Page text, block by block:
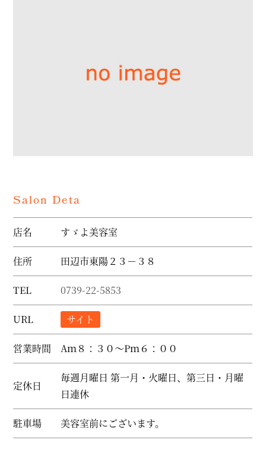
Salon Deta
店名 すゞよ美容室
住所 田辺市東陽２３－３８
TEL 0739-22-5853
URL サイト
営業時間 Aｍ８：３０～Pｍ６：００
定休日
毎週月曜日 第一月・火曜日、第三日・月曜
日連休
駐車場 美容室前にございます。